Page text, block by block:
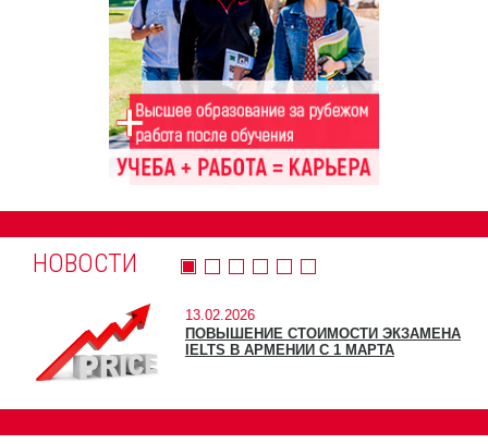
НОВОСТИ
13.02.2026
ПОВЫШЕНИЕ СТОИМОСТИ ЭКЗАМЕНА
IELTS В АРМЕНИИ С 1 МАРТА